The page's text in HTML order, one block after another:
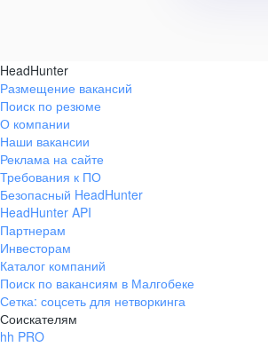
HeadHunter
Размещение вакансий
Поиск по резюме
О компании
Наши вакансии
Реклама на сайте
Требования к ПО
Безопасный HeadHunter
HeadHunter API
Партнерам
Инвесторам
Каталог компаний
Поиск по вакансиям в Малгобеке
Сетка: соцсеть для нетворкинга
Соискателям
hh PRO